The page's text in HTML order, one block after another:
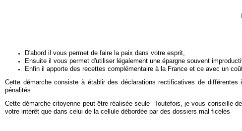
D'abord il vous permet de faire la paix dans votre esprit,
Ensuite il vous permet d'utiliser légalement une épargne souvent
Enfin il apporte des recettes complémentaire à la France et ce avec un
Cette démarche consiste à établir des déclarations rectificatives de
pénalités
Cette démarche citoyenne peut être réalisée seule Toutefois, je vous conseille
votre intérêt que dans celui de la cellule débordée par des dossiers mal ficelés